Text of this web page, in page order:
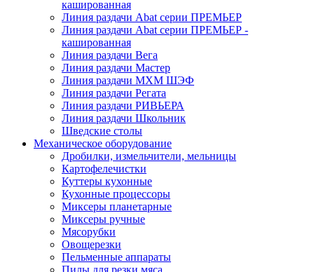
кашированная
Линия раздачи Abat серии ПРЕМЬЕР
Линия раздачи Abat серии ПРЕМЬЕР -
кашированная
Линия раздачи Вега
Линия раздачи Мастер
Линия раздачи МХМ ШЭФ
Линия раздачи Регата
Линия раздачи РИВЬЕРА
Линия раздачи Школьник
Шведские столы
Механическое оборудование
Дробилки, измельчители, мельницы
Картофелечистки
Куттеры кухонные
Кухонные процессоры
Миксеры планетарные
Миксеры ручные
Мясорубки
Овощерезки
Пельменные аппараты
Пилы для резки мяса